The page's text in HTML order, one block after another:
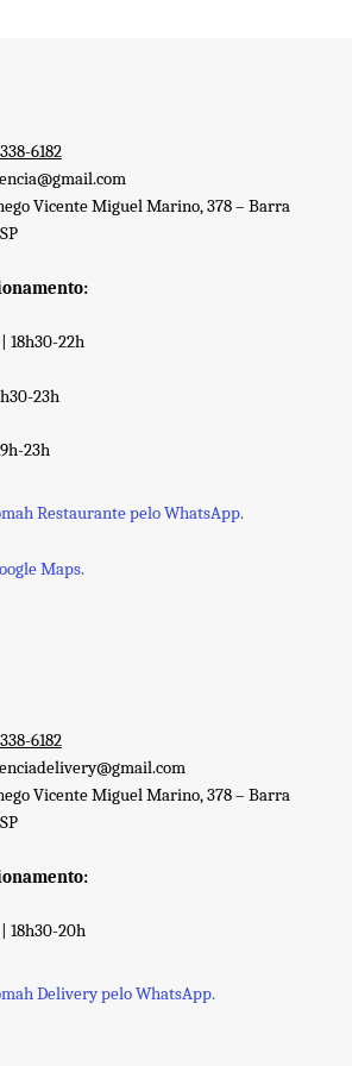
6182
Vicente Miguel Marino, 378 – Barra
18h30-22h
23h
23h
Restaurante pelo WhatsApp.
Maps.
6182
Vicente Miguel Marino, 378 – Barra
18h30-20h
Delivery pelo WhatsApp.